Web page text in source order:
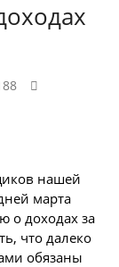
нашей
марта
о доходах за
что далеко
обязаны